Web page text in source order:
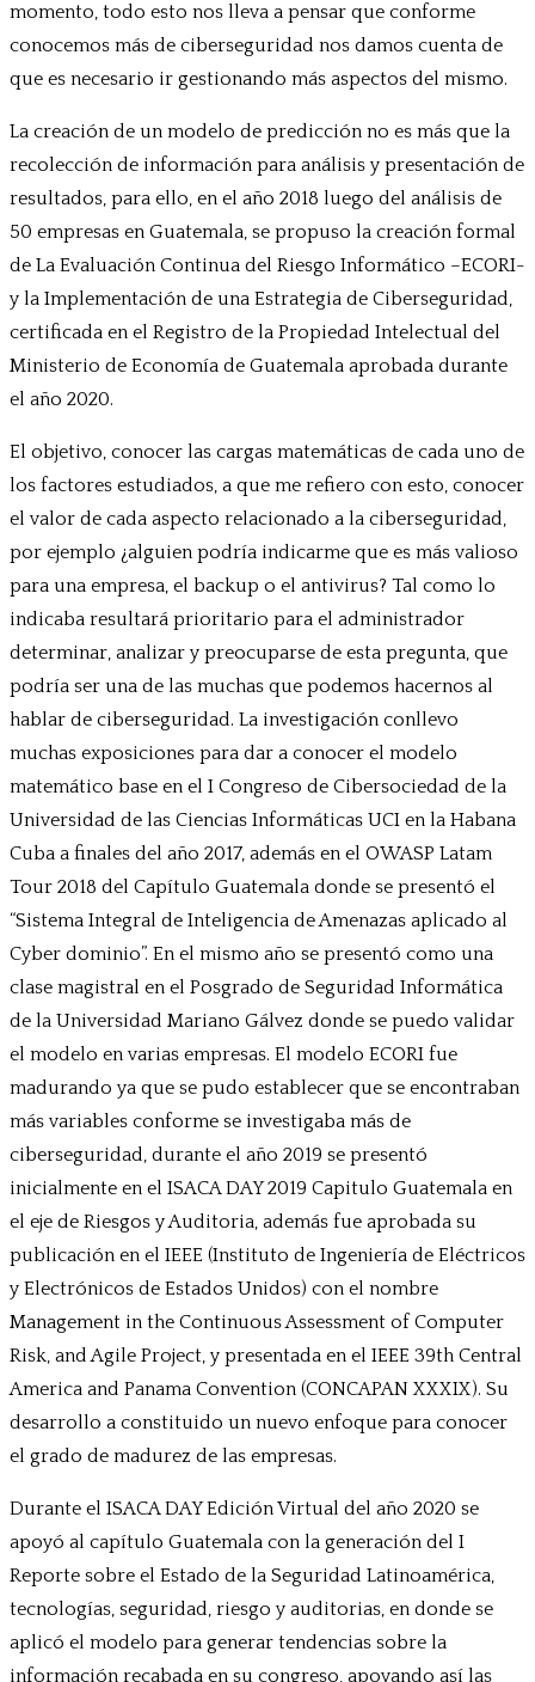
momento, todo esto nos lleva a pensar que conforme
conocemos más de ciberseguridad nos damos cuenta de
que es necesario ir gestionando más aspectos del mismo.
La creación de un modelo de predicción no es más que la
recolección de información para análisis y presentación de
resultados, para ello, en el año 2018 luego del análisis de
50 empresas en Guatemala, se propuso la creación formal
de La Evaluación Continua del Riesgo Informático –ECORI-
y la Implementación de una Estrategia de Ciberseguridad,
certificada en el Registro de la Propiedad Intelectual del
Ministerio de Economía de Guatemala aprobada durante
el año 2020.
El objetivo, conocer las cargas matemáticas de cada uno de
los factores estudiados, a que me refiero con esto, conocer
el valor de cada aspecto relacionado a la ciberseguridad,
por ejemplo ¿alguien podría indicarme que es más valioso
para una empresa, el backup o el antivirus? Tal como lo
indicaba resultará prioritario para el administrador
determinar, analizar y preocuparse de esta pregunta, que
podría ser una de las muchas que podemos hacernos al
hablar de ciberseguridad. La investigación conllevo
muchas exposiciones para dar a conocer el modelo
matemático base en el I Congreso de Cibersociedad de la
Universidad de las Ciencias Informáticas UCI en la Habana
Cuba a finales del año 2017, además en el OWASP Latam
Tour 2018 del Capítulo Guatemala donde se presentó el
“Sistema Integral de Inteligencia de Amenazas aplicado al
Cyber dominio”. En el mismo año se presentó como una
clase magistral en el Posgrado de Seguridad Informática
de la Universidad Mariano Gálvez donde se puedo validar
el modelo en varias empresas. El modelo ECORI fue
madurando ya que se pudo establecer que se encontraban
más variables conforme se investigaba más de
ciberseguridad, durante el año 2019 se presentó
inicialmente en el ISACA DAY 2019 Capitulo Guatemala en
el eje de Riesgos y Auditoria, además fue aprobada su
publicación en el IEEE (Instituto de Ingeniería de Eléctricos
y Electrónicos de Estados Unidos) con el nombre
Management in the Continuous Assessment of Computer
Risk, and Agile Project, y presentada en el IEEE 39th Central
America and Panama Convention (CONCAPAN XXXIX). Su
desarrollo a constituido un nuevo enfoque para conocer
el grado de madurez de las empresas.
Durante el ISACA DAY Edición Virtual del año 2020 se
apoyó al capítulo Guatemala con la generación del I
Reporte sobre el Estado de la Seguridad Latinoamérica,
tecnologías, seguridad, riesgo y auditorias, en donde se
aplicó el modelo para generar tendencias sobre la
información recabada en su congreso, apoyando así las